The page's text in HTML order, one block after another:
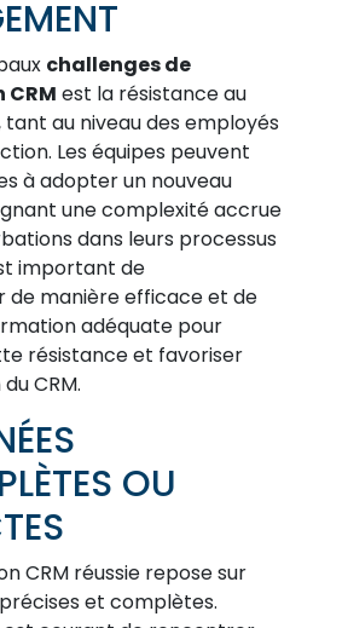
challenges de
est la résistance au
au niveau des employés
Les équipes peuvent
à adopter un nouveau
une complexité accrue
dans leurs processus
important de
de manière efficace et de
adéquate pour
résistance et favoriser
CRM.
OU
CRM réussie repose sur
et complètes.